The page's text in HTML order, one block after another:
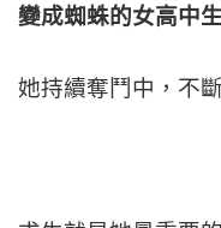
變成蜘蛛的女高中
她持續奪鬥中，不